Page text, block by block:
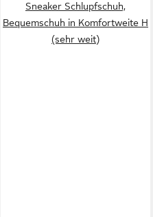
Sneaker Schlupfschuh,
Bequemschuh in Komfortweite H
(sehr weit)